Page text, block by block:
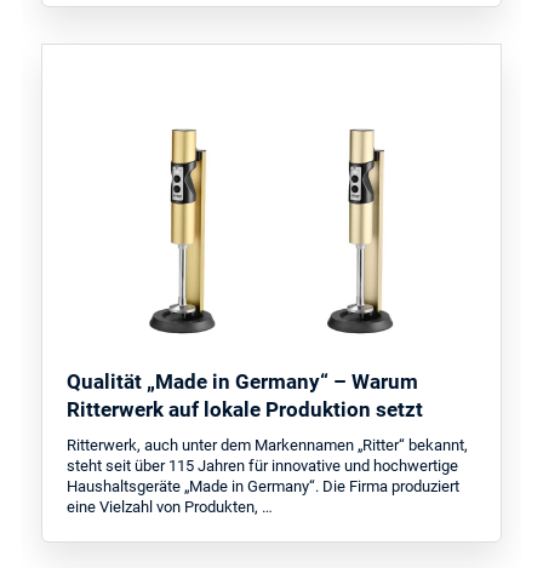
Qualität „Made in Germany“ – Warum
Ritterwerk auf lokale Produktion setzt
Ritterwerk, auch unter dem Markennamen „Ritter“ bekannt,
steht seit über 115 Jahren für innovative und hochwertige
Haushaltsgeräte „Made in Germany“. Die Firma produziert
eine Vielzahl von Produkten, …